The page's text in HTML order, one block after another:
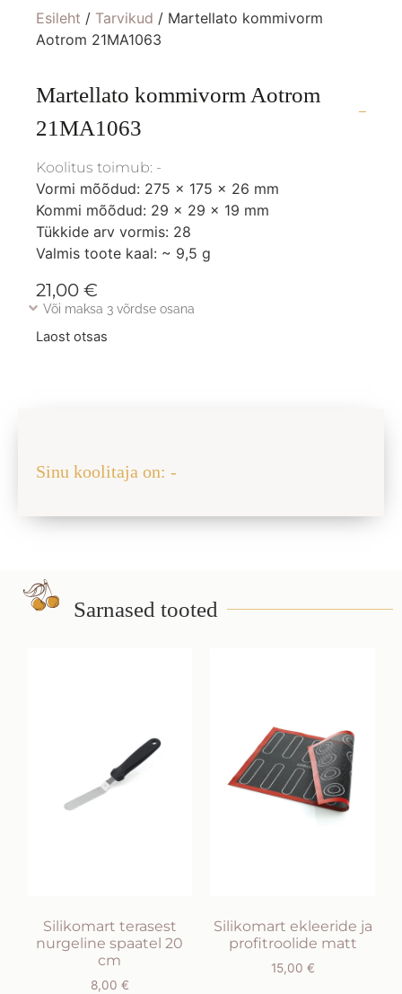
Esileht / Tarvikud / Martellato kommivorm
Aotrom 21MA1063
Martellato kommivorm Aotrom
21MA1063
Koolitus toimub: -
Vormi mõõdud: 275 x 175 x 26 mm
Kommi mõõdud: 29 x 29 x 19 mm
Tükkide arv vormis: 28
Valmis toote kaal: ~ 9,5 g
21,00 €
Või maksa 3 võrdse osana
Laost otsas
Sinu koolitaja on: -
Sarnased tooted
Silikomart terasest
nurgeline spaatel 20
cm
8,00 €
Silikomart ekleeride ja
profitroolide matt
15,00 €